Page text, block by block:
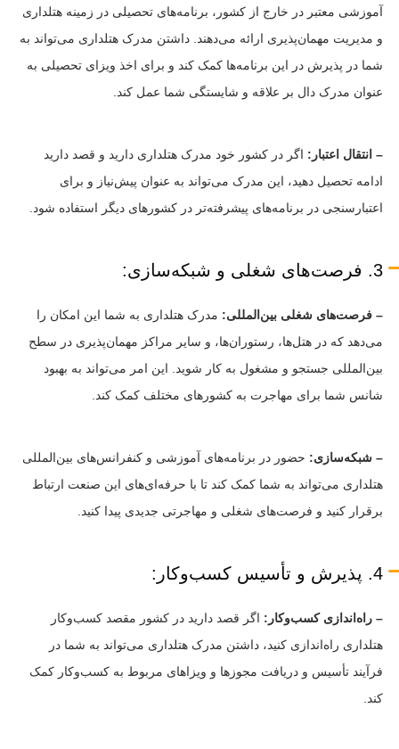
آموزشی معتبر در خارج از کشور، برنامه‌های تحصیلی در زمینه هتلداری
و مدیریت مهمان‌پذیری ارائه می‌دهند. داشتن مدرک هتلداری می‌تواند به
شما در پذیرش در این برنامه‌ها کمک کند و برای اخذ ویزای تحصیلی به
عنوان مدرک دال بر علاقه و شایستگی شما عمل کند.
– انتقال اعتبار: اگر در کشور خود مدرک هتلداری دارید و قصد دارید
ادامه تحصیل دهید، این مدرک می‌تواند به عنوان پیش‌نیاز و برای
اعتبارسنجی در برنامه‌های پیشرفته‌تر در کشورهای دیگر استفاده شود.
3. فرصت‌های شغلی و شبکه‌سازی:
– فرصت‌های شغلی بین‌المللی: مدرک هتلداری به شما این امکان را
می‌دهد که در هتل‌ها، رستوران‌ها، و سایر مراکز مهمان‌پذیری در سطح
بین‌المللی جستجو و مشغول به کار شوید. این امر می‌تواند به بهبود
شانس شما برای مهاجرت به کشورهای مختلف کمک کند.
– شبکه‌سازی: حضور در برنامه‌های آموزشی و کنفرانس‌های بین‌المللی
هتلداری می‌تواند به شما کمک کند تا با حرفه‌ای‌های این صنعت ارتباط
برقرار کنید و فرصت‌های شغلی و مهاجرتی جدیدی پیدا کنید.
4. پذیرش و تأسیس کسب‌وکار:
– راه‌اندازی کسب‌وکار: اگر قصد دارید در کشور مقصد کسب‌وکار
هتلداری راه‌اندازی کنید، داشتن مدرک هتلداری می‌تواند به شما در
فرآیند تأسیس و دریافت مجوزها و ویزاهای مربوط به کسب‌وکار کمک
کند.